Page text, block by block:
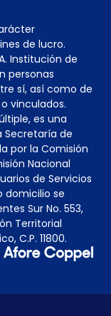
de lucro.
Institución de
personas
sí, así como de
vinculados.
es una
Secretaría de
por la Comisión
Nacional
de Servicios
domicilio se
Sur No. 553,
Territorial
C.P. 11800.